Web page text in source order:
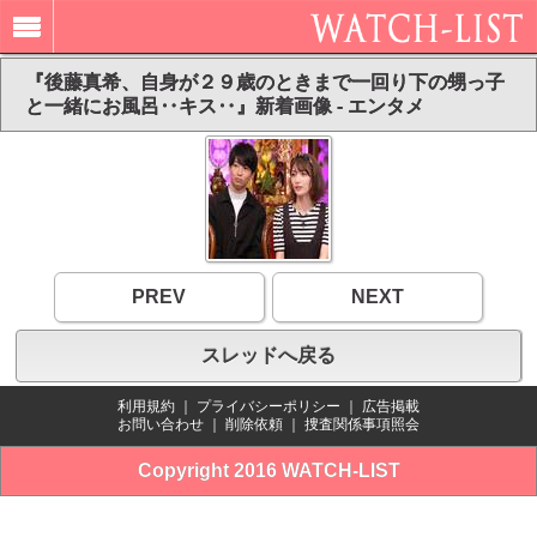
『後藤真希、自身が２９歳のときまで一回り下の甥っ子
と一緒にお風呂‥キス‥』新着画像 - エンタメ
PREV NEXT
スレッドへ戻る
利用規約 プライバシーポリシー
広告掲載
お問い合わせ
削除依頼 捜査関係事項照会
Copyright 2016 WATCH-LIST